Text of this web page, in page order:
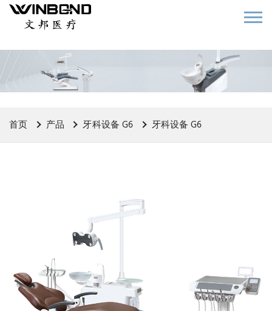
首页 产品 牙科设备 G6 牙科设备 G6